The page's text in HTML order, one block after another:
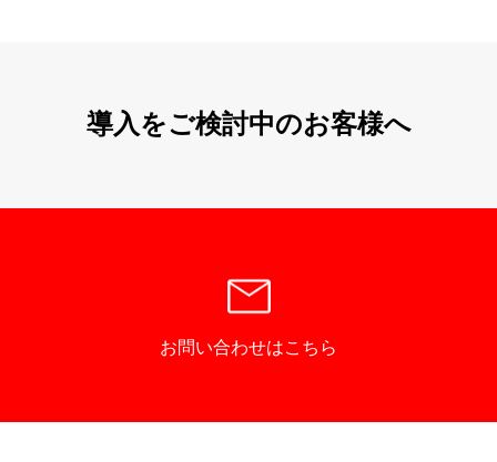
導入をご検討中のお客様へ
お問い合わせはこちら